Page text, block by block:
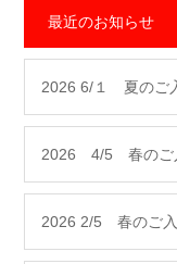
最近のお知らせ
2026 6/１ 夏のご
2026 4/5 春のご
2026 2/5 春のご入